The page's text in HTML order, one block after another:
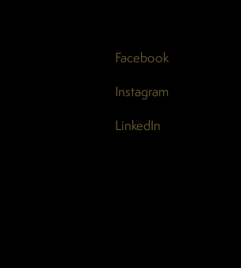
Facebook
Instagram
LinkedIn